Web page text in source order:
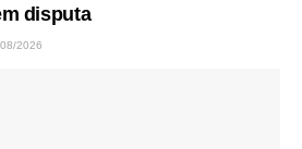
disputa
2026